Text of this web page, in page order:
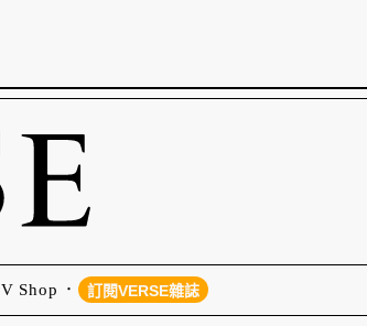
V Shop 訂閱VERSE雜誌